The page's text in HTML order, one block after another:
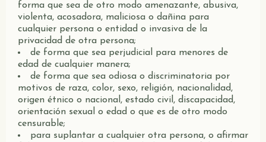
forma que sea de otro modo amenazante, abusiva,
violenta, acosadora, maliciosa o dañina para
cualquier persona o entidad o invasiva de la
privacidad de otra persona;
de forma que sea perjudicial para menores de
edad de cualquier manera;
de forma que sea odiosa o discriminatoria por
motivos de raza, color, sexo, religión, nacionalidad,
origen étnico o nacional, estado civil, discapacidad,
orientación sexual o edad o que es de otro modo
censurable;
para suplantar a cualquier otra persona, o afirmar